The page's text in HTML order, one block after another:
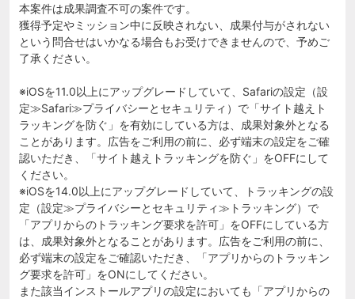
本案件は成果調査不可の案件です。
獲得予定やミッション中に反映されない、成果付与がされない
という問合せはいかなる場合もお受けできませんので、予めご
了承ください。
※iOSを11.0以上にアップグレードしていて、Safariの設定（設
定≫Safari≫プライバシーとセキュリティ）で「サイト越えト
ラッキングを防ぐ」を有効にしている方は、成果対象外となる
ことがあります。広告をご利用の前に、必ず端末の設定をご確
認いただき、「サイト越えトラッキングを防ぐ」をOFFにして
ください。
※iOSを14.0以上にアップグレードしていて、トラッキングの設
定（設定≫プライバシーとセキュリティ≫トラッキング）で
「アプリからのトラッキング要求を許可」をOFFにしている方
は、成果対象外となることがあります。広告をご利用の前に、
必ず端末の設定をご確認いただき、「アプリからのトラッキン
グ要求を許可」をONにしてください。
また該当インストールアプリの設定においても「アプリからの